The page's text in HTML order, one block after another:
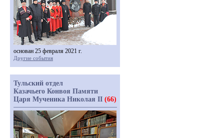
основан 25 февраля 2021 г.
Другие события
Тульский отдел
Казачьего Конвоя Памяти
Царя Мученика Николая II (66)